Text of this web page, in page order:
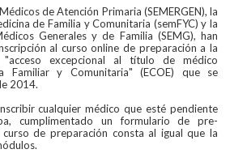
de Atención Primaria (SEMERGEN), la
de Familia y Comunitaria (semFYC) y la
Generales y de Familia (SEMG), han
al curso online de preparación a la
excepcional al título de médico
Familiar y Comunitaria" (ECOE) que se
2014.
cualquier médico que esté pendiente
cumplimentado un formulario de pre-
de preparación consta al igual que la